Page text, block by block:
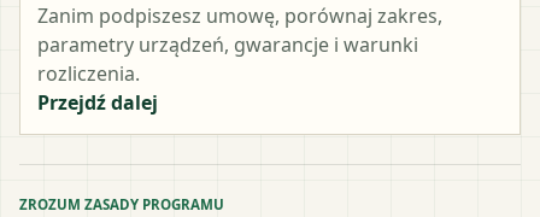
Zanim podpiszesz umowę, porównaj zakres,
parametry urządzeń, gwarancje i warunki
rozliczenia.
Przejdź dalej
ZROZUM ZASADY PROGRAMU